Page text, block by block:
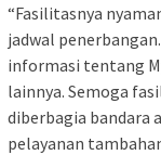
“Fasilitasnya
jadwal
informasi tentang
lainnya. Semoga
diberbagia bandara
pelayanan